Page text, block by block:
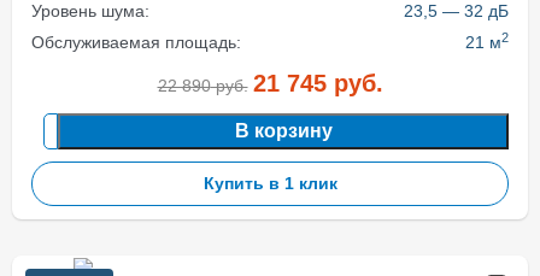
Уровень шума:
23,5 — 32 дБ
Обслуживаемая площадь:
21 м2
22 890руб. 21 745руб.
В корзину
Купить в 1 клик